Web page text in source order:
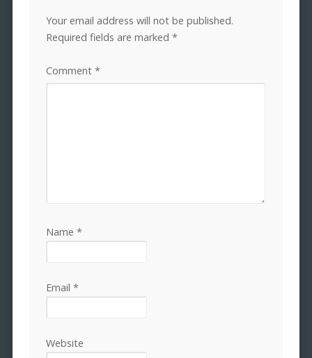
Your email address will not be published.
Required fields are marked *
Comment *
Name *
Email *
Website